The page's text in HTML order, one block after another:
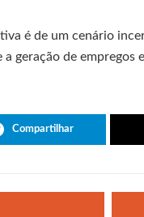
é de um cenário
geração de empregos
Compartilhar